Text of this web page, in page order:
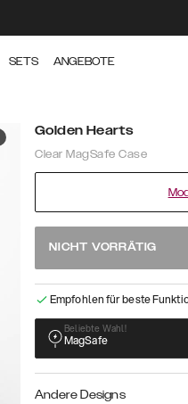
SETS ANGEBOTE
Golden Hearts
Clear MagSafe Case
NICHT VORRÄTIG
Empfohlen für beste
Beliebte Wahl!
MagSafe
Andere Designs